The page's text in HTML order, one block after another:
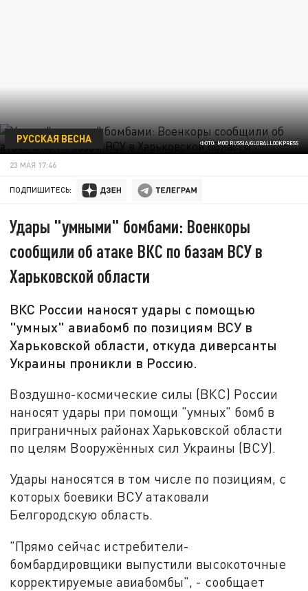
ФОТО: MOD RUSSIA/GLOBALLOOKPRESS
РУССКАЯ ВЕСНА
23 МАЯ 17:46
ПОДПИШИТЕСЬ:
Удары "умными" бомбами: Военкоры
сообщили об атаке ВКС по базам ВСУ в
Харьковской области
ВКС России наносят удары с помощью
"умных" авиабомб по позициям ВСУ в
Харьковской области, откуда диверсанты
Украины проникли в Россию.
Воздушно-космические силы (ВКС) России
наносят удары при помощи "умных" бомб в
приграничных районах Харьковской области
по целям Вооружённых сил Украины (ВСУ).
Удары наносятся в том числе по позициям, с
которых боевики ВСУ атаковали
Белгородскую область.
"Прямо сейчас истребители-
бомбардировщики выпустили высокоточные
корректируемые авиабомбы", - сообщает